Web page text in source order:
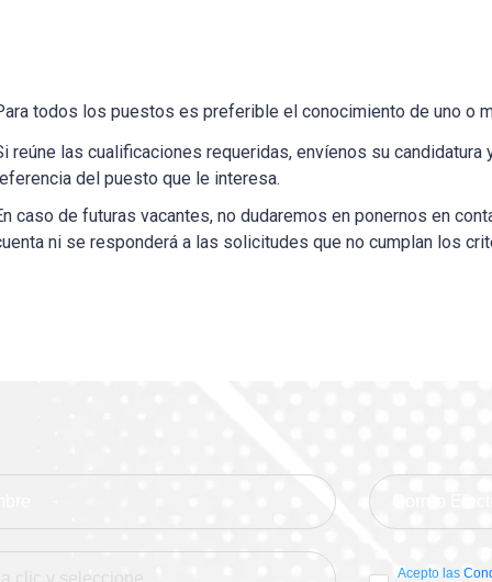
todos los puestos es preferible el conocimiento de uno o
reúne las cualificaciones requeridas, envíenos su candidatura
del puesto que le interesa.
caso de futuras vacantes, no dudaremos en ponernos en
ni se responderá a las solicitudes que no cumplan los
Acepto las